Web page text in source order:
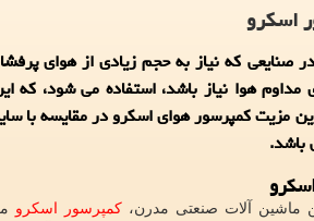
اسکرو
صنایعی که نیاز به حجم زیادی از هوای
مداوم هوا نیاز باشد، استفاده می شود، که
مزیت کمپرسور هوای اسکرو در مقایسه با
باشد.
ماشین آلات صنعتی مدرن،کمپرسور اسکرو